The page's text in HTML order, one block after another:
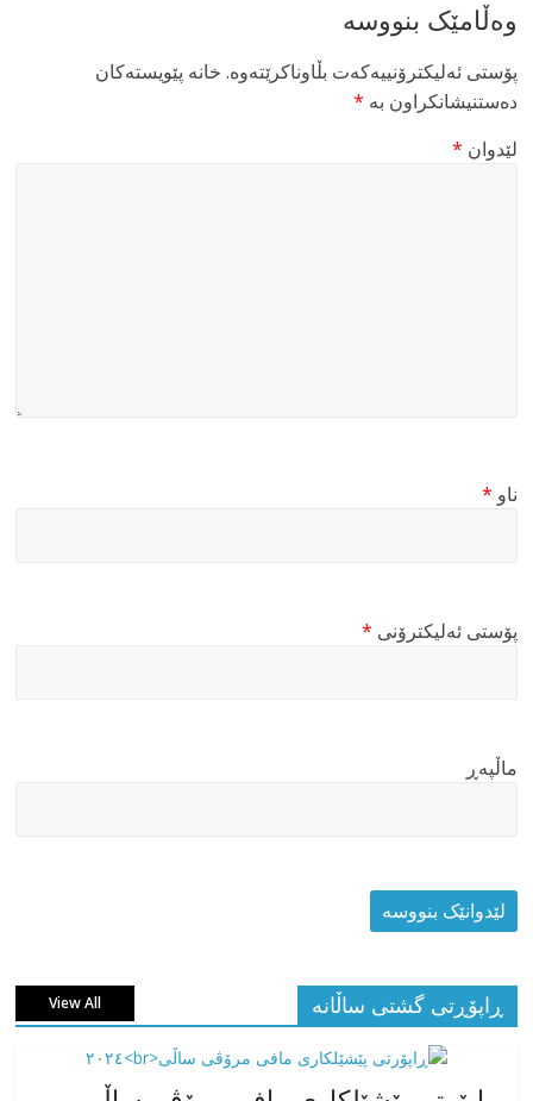
وەڵامێک بنووسە
پۆستی ئەلیکترۆنییەکەت بڵاوناکرێتەوە. خانە پێویستەکان
دەستنیشانکراون بە *
لێدوان *
ناو *
پۆستی ئەلیکترۆنی *
ماڵپه‌ڕ
ڕاپۆڕتی گشتی ساڵانه View All